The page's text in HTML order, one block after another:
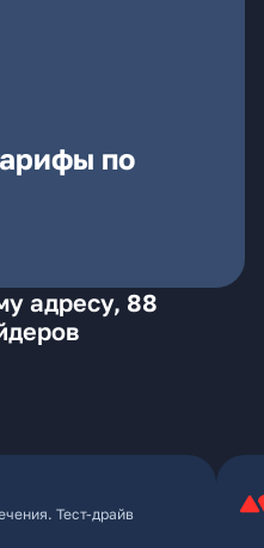
по
адресу, 88
Тест-драйв